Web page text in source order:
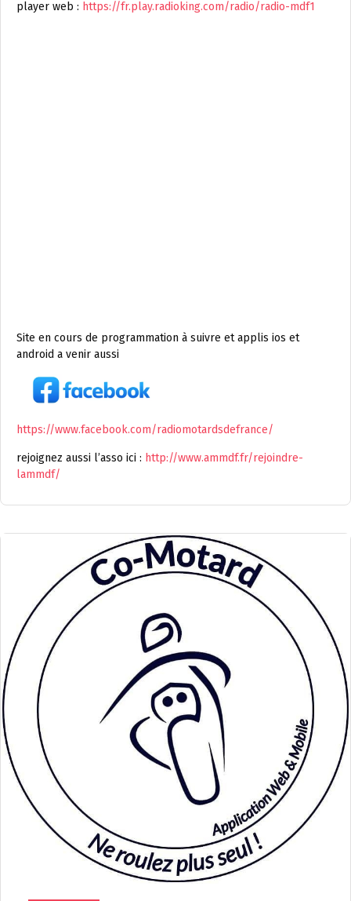
player web : https://fr.play.radioking.com/radio/radio-mdf1
Site en cours de programmation à suivre et applis ios et
android a venir aussi
https://www.facebook.com/radiomotardsdefrance/
rejoignez aussi l’asso ici : http://www.ammdf.fr/rejoindre-
lammdf/